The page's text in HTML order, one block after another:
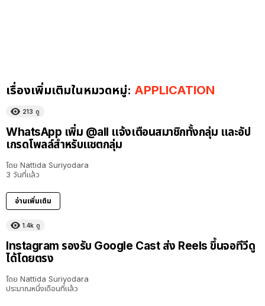
เรื่องเพิ่มเติมในหมวดหมู่: APPLICATION
213 ดู
WhatsApp เพิ่ม @all แจ้งเตือนสมาชิกทั้งกลุ่ม และอัป
เกรดโพลล์สำหรับแชตกลุ่ม
โดย Nattida Suriyodara
3 วันที่แล้ว
อ่านเพิ่มเติม
1.4k ดู
Instagram รองรับ Google Cast ส่ง Reels ขึ้นจอทีวีดู
ได้โดยตรง
โดย Nattida Suriyodara
ประมาณหนึ่งเดือนที่แล้ว